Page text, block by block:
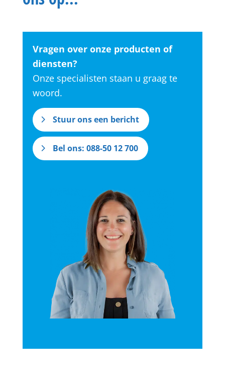
Vragen over onze producten of
diensten?
Onze specialisten staan u graag te
woord.
Stuur ons een bericht
Bel ons: 088-50 12 700